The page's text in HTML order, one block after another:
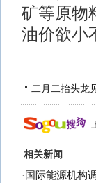
矿等原物
油价欲小
二月二抬头龙
相关新闻
· 国际能源机构